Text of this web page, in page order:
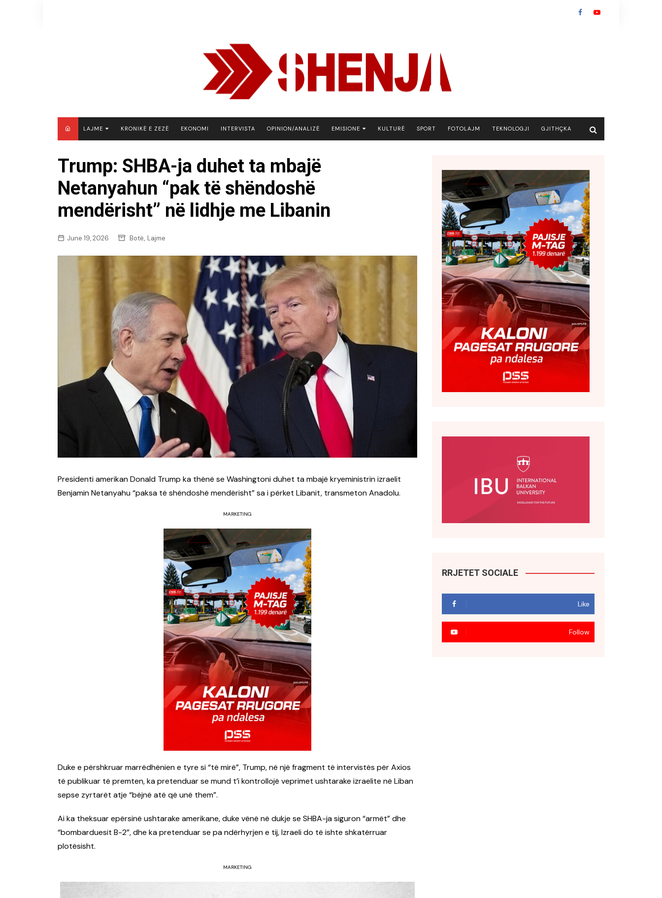
LAJME
KOSOVË
BOTË
KRONIKË E ZEZË EKONOMI INTERVISTA OPINION/ANALIZË EMISIONE
INTERVISTA EMISION
KONAKU
KU E KISHIM FJALEN
LIGJERATE FETARE
PARADITE ME NE
PIKËPAMJE
RECETA E DITES
RELAKS
RETRO JAVORE
KULTURË SPORT FOTOLAJM TEKNOLOGJI GJITHÇKA
Trump: SHBA-ja duhet ta mbajë
Netanyahun “pak të shëndoshë
mendërisht” në lidhje me Libanin
June 19, 2026 Botë, Lajme
Presidenti amerikan Donald Trump ka thënë se Washingtoni duhet ta mbajë kryeministrin izraelit
Benjamin Netanyahu “paksa të shëndoshë mendërisht” sa i përket Libanit, transmeton Anadolu.
MARKETING
Duke e përshkruar marrëdhënien e tyre si “të mirë”, Trump, në një fragment të intervistës për Axios
të publikuar të premten, ka pretenduar se mund t’i kontrollojë veprimet ushtarake izraelite në Liban
sepse zyrtarët atje “bëjnë atë që unë them”.
Ai ka theksuar epërsinë ushtarake amerikane, duke vënë në dukje se SHBA-ja siguron “armët” dhe
“bombarduesit B-2”, dhe ka pretenduar se pa ndërhyrjen e tij, Izraeli do të ishte shkatërruar
plotësisht.
MARKETING
RRJETET SOCIALE
Like
Follow